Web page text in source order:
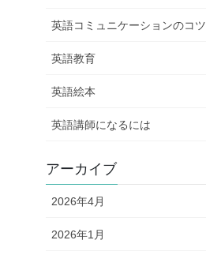
英語コミュニケーションのコツ
英語教育
英語絵本
英語講師になるには
アーカイブ
2026年4月
2026年1月